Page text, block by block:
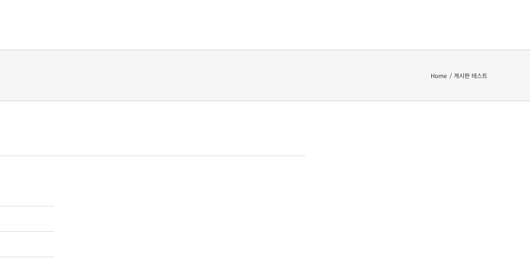
Home 게시판 테스트